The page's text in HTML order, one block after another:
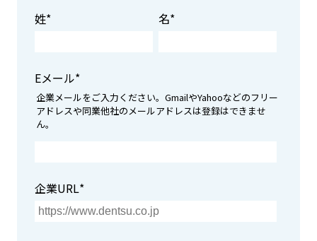
姓* 名*
Eメール*
企業メールをご入力ください。GmailやYahooなどのフリー
アドレスや同業他社のメールアドレスは登録はできませ
ん。
企業URL*